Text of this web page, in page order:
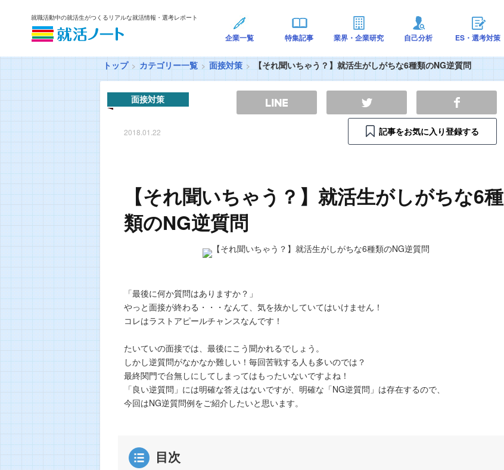
就職活動中の就活生がつくるリアルな就活情報・選考レポート
企業一覧 特集記事 業界・企業研究 自己分析 ES・選考対策
トップ カテゴリー一覧 面接対策 【それ聞いちゃう？】就活生がしがちな6種類のNG逆質問
面接対策
2018.01.22 記事をお気に入り登録する
【それ聞いちゃう？】就活生がしがちな6種
類のNG逆質問
「最後に何か質問はありますか？」
やっと面接が終わる・・・なんて、気を抜かしていてはいけません！
コレはラストアピールチャンスなんです！
たいていの面接では、最後にこう聞かれるでしょう。
しかし逆質問がなかなか難しい！毎回苦戦する人も多いのでは？
最終関門で台無しにしてしまってはもったいないですよね！
「良い逆質問」には明確な答えはないですが、明確な「NG逆質問」は存在するので、
今回はNG逆質問例をご紹介したいと思います。
目次